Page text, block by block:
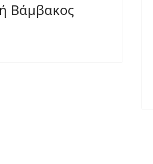
Βάμβακος